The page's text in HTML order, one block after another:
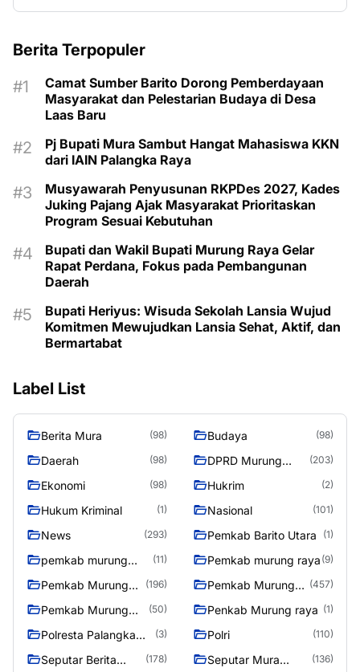
Berita Terpopuler
Camat Sumber Barito Dorong Pemberdayaan
Masyarakat dan Pelestarian Budaya di Desa
Laas Baru
Pj Bupati Mura Sambut Hangat Mahasiswa KKN
dari IAIN Palangka Raya
Musyawarah Penyusunan RKPDes 2027, Kades
Juking Pajang Ajak Masyarakat Prioritaskan
Program Sesuai Kebutuhan
Bupati dan Wakil Bupati Murung Raya Gelar
Rapat Perdana, Fokus pada Pembangunan
Daerah
Bupati Heriyus: Wisuda Sekolah Lansia Wujud
Komitmen Mewujudkan Lansia Sehat, Aktif, dan
Bermartabat
Label List
Berita Mura (98) Budaya (98)
Daerah (98)
DPRD Murung
(203)
Ekonomi (98) Hukrim (2)
Hukum Kriminal (1) Nasional (101)
News (293) Pemkab Barito Utara (1)
pemkab murung
(11) Pemkab murung raya (9)
Pemkab Murung
(196)
Pemkab Murung
(457)
Pemkab Murung
(50) Penkab Murung raya (1)
Polresta Palangka
(3) Polri (110)
Seputar Berita
(178)
Seputar Mura
(136)